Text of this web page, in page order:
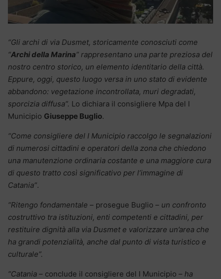
“Gli archi di via Dusmet, storicamente conosciuti come
“Archi della Marina” rappresentano una parte preziosa del
nostro centro storico, un elemento identitario della città.
Eppure, oggi, questo luogo versa in uno stato di evidente
abbandono: vegetazione incontrollata, muri degradati,
sporcizia diffusa”. Lo dichiara il consigliere Mpa del I
Municipio Giuseppe Buglio.
“Come consigliere del I Municipio raccolgo le segnalazioni
di numerosi cittadini e operatori della zona che chiedono
una manutenzione ordinaria costante e una maggiore cura
di questo tratto così significativo per l’immagine di
Catania”.
“Ritengo fondamentale – prosegue Buglio – un confronto
costruttivo tra istituzioni, enti competenti e cittadini, per
restituire dignità alla via Dusmet e valorizzare un’area che
ha grandi potenzialità, anche dal punto di vista turistico e
culturale”.
“Catania – conclude il consigliere del I Municipio – ha